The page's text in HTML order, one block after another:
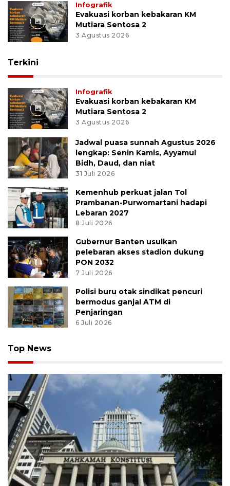
Infografik
Evakuasi korban kebakaran KM
Mutiara Sentosa 2
3 Agustus 2026
Terkini
Infografik
Evakuasi korban kebakaran KM
Mutiara Sentosa 2
3 Agustus 2026
Jadwal puasa sunnah Agustus 2026
lengkap: Senin Kamis, Ayyamul
Bidh, Daud, dan niat
31 Juli 2026
Kemenhub perkuat jalan Tol
Prambanan-Purwomartani hadapi
Lebaran 2027
8 Juli 2026
Gubernur Banten usulkan
pelebaran akses stadion dukung
PON 2032
7 Juli 2026
Polisi buru otak sindikat pencuri
bermodus ganjal ATM di
Penjaringan
6 Juli 2026
Top News